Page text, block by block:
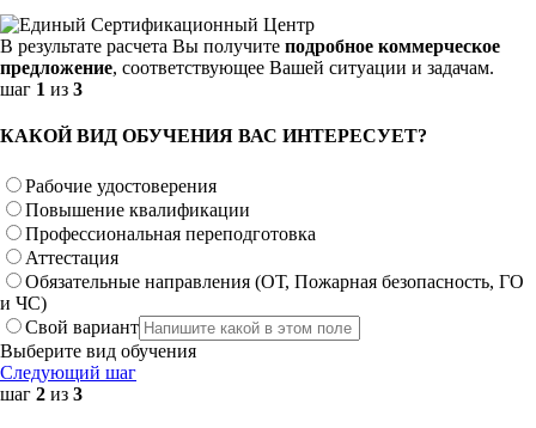
В результате расчета Вы получите подробное коммерческое
предложение, соответствующее Вашей ситуации и задачам.
шаг 1 из 3
КАКОЙ ВИД ОБУЧЕНИЯ ВАС ИНТЕРЕСУЕТ?
Рабочие удостоверения
Повышение квалификации
Профессиональная переподготовка
Аттестация
Обязательные направления (ОТ, Пожарная безопасность, ГО
и ЧС)
Свой вариант
Выберите вид обучения
Следующий шаг
шаг 2 из 3